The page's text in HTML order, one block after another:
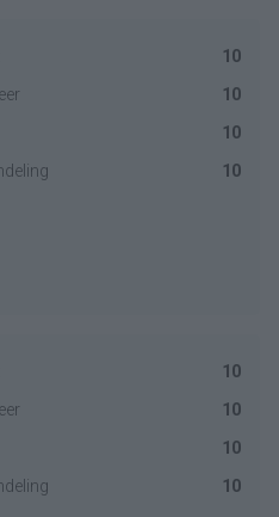
10
10
10
10
10
10
10
10